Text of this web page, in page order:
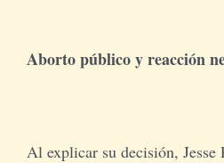
Aborto público y reacción
Al explicar su decisión,